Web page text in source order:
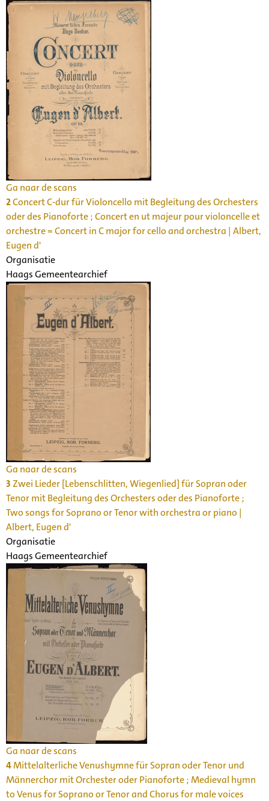
Ga naar de scans
2Concert C-dur für Violoncello mit Begleitung des Orchesters
oder des Pianoforte ; Concert en ut majeur pour violoncelle et
orchestre = Concert in C major for cello and orchestra | Albert,
Eugen d'
Organisatie
Haags Gemeentearchief
Ga naar de scans
3Zwei Lieder [Lebenschlitten, Wiegenlied] für Sopran oder
Tenor mit Begleitung des Orchesters oder des Pianoforte ;
Two songs for Soprano or Tenor with orchestra or piano |
Albert, Eugen d'
Organisatie
Haags Gemeentearchief
Ga naar de scans
4Mittelalterliche Venushymne für Sopran oder Tenor und
Männerchor mit Orchester oder Pianoforte ; Medieval hymn
to Venus for Soprano or Tenor and Chorus for male voices